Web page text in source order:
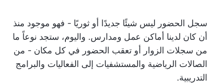
سجل الحضور ليس شيئًا جديدًا أو ثوريًا - فهو موجود منذ
أن كان لدينا أماكن عمل ومدارس. واليوم، ستجد نوعاً ما
من سجلات الزوار أو تعقب الحضور في كل مكان - من
الصالات الرياضية والمستشفيات إلى الفعاليات والبرامج
التدريبية.